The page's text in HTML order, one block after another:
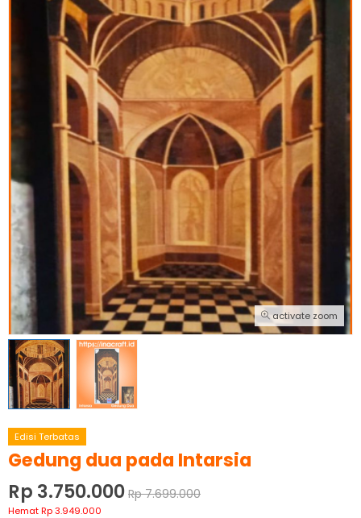
activate zoom
Edisi Terbatas
Gedung dua pada Intarsia
Rp 3.750.000 Rp 7.699.000
Hemat Rp 3.949.000